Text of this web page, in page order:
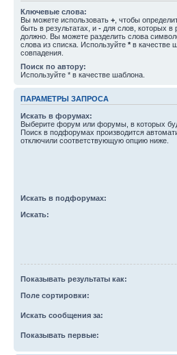
Ключевые слова:
Вы можете использовать + , чтобы
быть в результатах, и - для слов, которых в
должно. Вы можете разделить слова
слова из списка. Используйте * в качестве
совпадения.
Поиск по автору:
Используйте * в качестве шаблона.
ПАРАМЕТРЫ ЗАПРОСА
Искать в форумах:
Выберите форум или форумы, в которых
Поиск в подфорумах производится
отключили соответствующую опцию ниже.
Искать в подфорумах:
Искать:
Показывать результаты как:
Поле сортировки:
Искать сообщения за:
Показывать первые: